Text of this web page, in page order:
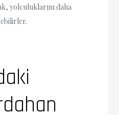
yolculuklarını daha